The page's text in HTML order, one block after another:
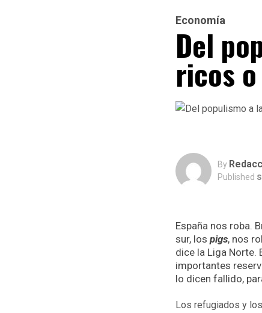
Economía
Del
ricos
By
Published
España nos roba.
sur, los pigs, nos
dice la Liga Norte.
importantes
lo dicen fallido,
Los refugiados y